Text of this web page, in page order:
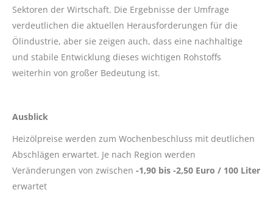
Sektoren der Wirtschaft. Die Ergebnisse der Umfrage
verdeutlichen die aktuellen Herausforderungen für die
Ölindustrie, aber sie zeigen auch, dass eine nachhaltige
und stabile Entwicklung dieses wichtigen Rohstoffs
weiterhin von großer Bedeutung ist.
Ausblick
Heizölpreise werden zum Wochenbeschluss mit deutlichen
Abschlägen erwartet. Je nach Region werden
Veränderungen von zwischen -1,90 bis -2,50 Euro / 100 Liter
erwartet